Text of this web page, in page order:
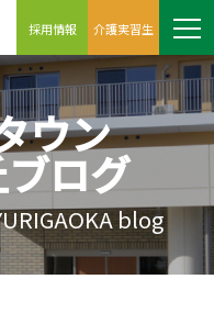
採用情報 介護実習生
ウン
ログ
blog